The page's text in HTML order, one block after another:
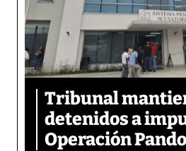
Tribunal
detenidos a
Operación